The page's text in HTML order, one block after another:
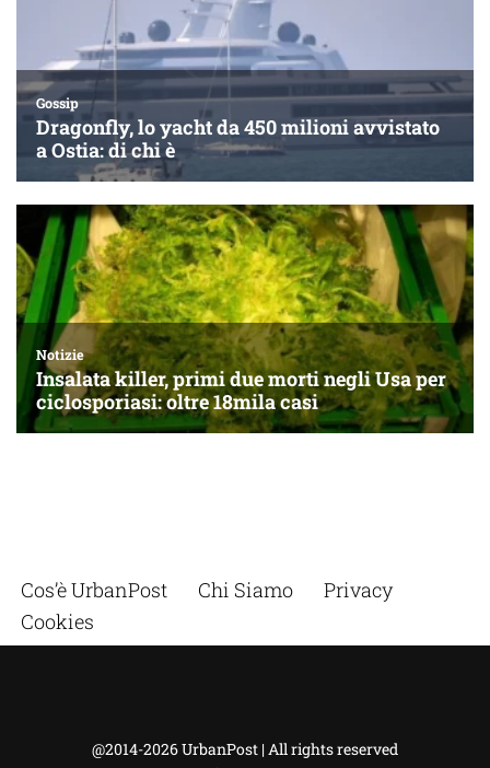
Cos’è UrbanPost Chi Siamo
Privacy
Cookies
@2014-2026 UrbanPost | All rights reserved